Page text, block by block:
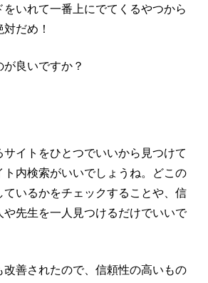
をいれて一番上にでてくるやつから
だめ！
が良いですか？
サイトをひとつでいいから見つけて
ト内検索がいいでしょうね。どこの
ているかをチェックすることや、信
や先生を一人見つけるだけでいいで
改善されたので、信頼性の高いもの